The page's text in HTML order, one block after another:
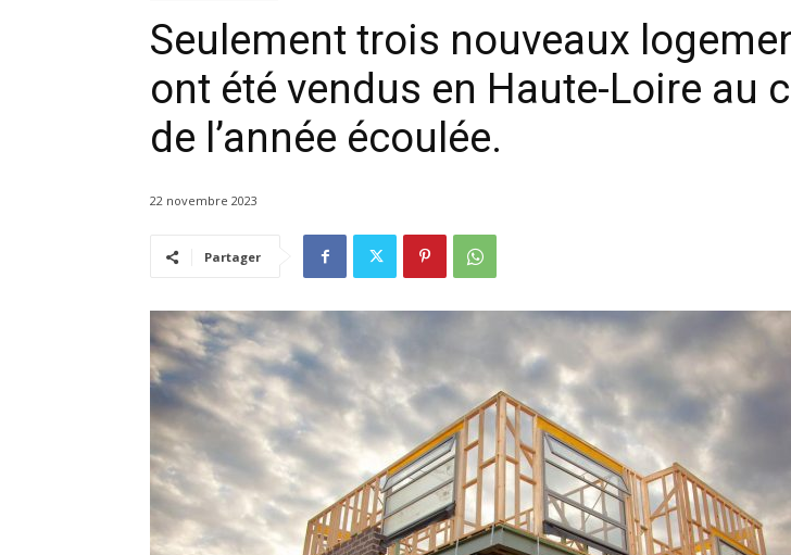
Seulement trois nouveaux
ont été vendus en Haute-Loire au
de l’année écoulée.
22 novembre 2023
Partager